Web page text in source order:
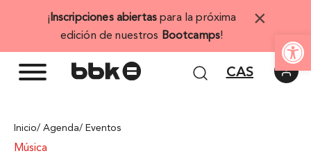
Abrir
¡ Inscripciones abiertas para la próxima
edición de nuestros Bootcamps!
×
CAS
Inicio/ Agenda/ Eventos
Música